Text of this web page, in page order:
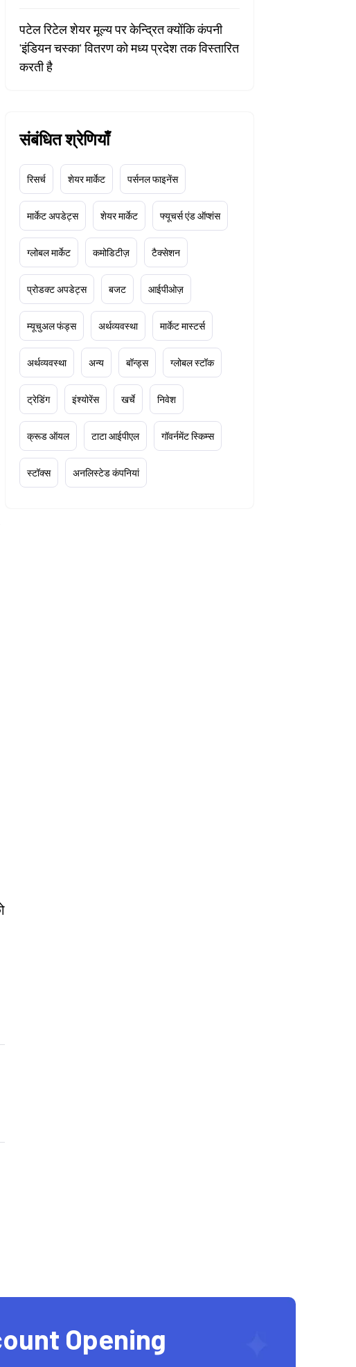
पटेल रिटेल शेयर मूल्य पर केन्द्रित क्योंकि कंपनी
'इंडियन चस्का' वितरण को मध्य प्रदेश तक विस्तारित
करती है
संबंधित श्रेणियाँ
रिसर्च शेयर मार्केट पर्सनल फाइनेंस
मार्केट अपडेट्स शेयर मार्केट फ्यूचर्स एंड ऑप्शंस
ग्लोबल मार्केट कमोडिटीज़ टैक्सेशन
प्रोडक्ट अपडेट्स बजट आईपीओज़
म्यूचुअल फंड्स अर्थव्यवस्था मार्केट मास्टर्स
अर्थव्यवस्था अन्य बॉन्ड्स ग्लोबल स्टॉक
ट्रेडिंग इंश्योरेंस खर्चे निवेश
क्रूड ऑयल टाटा आईपीएल गॉवर्नमेंट स्किम्स
स्टॉक्स अनलिस्टेड कंपनियां
Opening